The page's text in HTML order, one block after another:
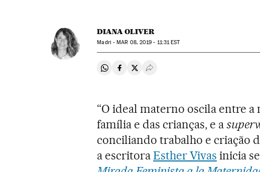
DIANA OLIVER
Madri - MAR 08, 2019 - 11:31EST
Compartir en Whatsapp
Compartir en Facebook
Compartir en Twitter
Desplegar Redes Sociales
“O ideal materno oscila entre a
família e das crianças, e a
conciliando trabalho e criação
a escritoraEsther Vivas inicia